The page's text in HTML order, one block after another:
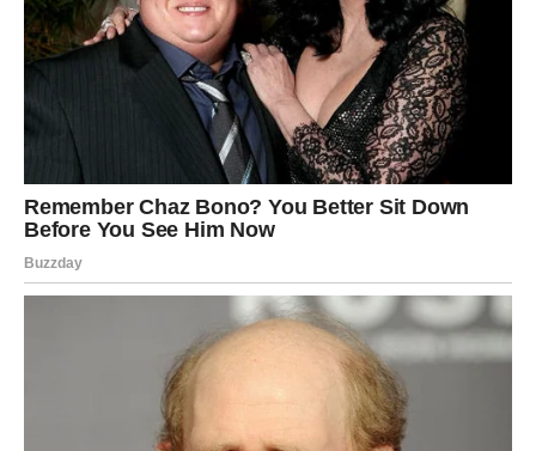
jasnoća i istina koja mijenja mnogo toga, ali posebno će
to osjetiti Rakovi, Vage i Vodolije kojima univerzum
konačno otvara oči i pokazuje put prema sreći i
unutrašnjem miru.
Ovo je period tokom kojeg zvijezde jasno poručuju da
istina uvijek pronađe način da izađe na površinu — bez
obzira koliko dugo bila skrivena.